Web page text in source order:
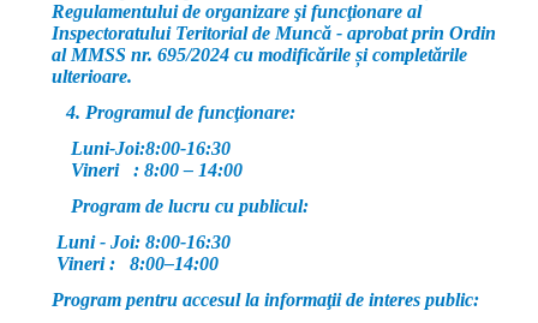
Regulamentului de organizare şi funcţionare al
Inspectoratului Teritorial de Muncă - aprobat prin Ordin
al MMSS nr. 695/2024 cu modificările și completările
ulterioare.
4. Programul de funcţionare:
Luni-Joi:8:00-16:30
Vineri : 8:00 – 14:00
Program de lucru cu publicul:
Luni - Joi: 8:00-16:30
Vineri : 8:00–14:00
Program pentru accesul la informaţii de interes public: